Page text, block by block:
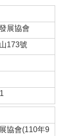
展協會
173號
協會(110年9